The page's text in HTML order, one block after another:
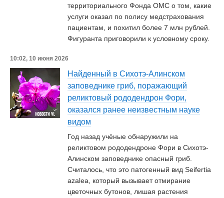
территориального Фонда ОМС о том, какие
услуги оказал по полису медстрахования
пациентам, и похитил более 7 млн рублей.
Фигуранта приговорили к условному сроку.
10:02, 10 июня 2026
Найденный в Сихотэ-Алинском
заповеднике гриб, поражающий
реликтовый рододендрон Фори,
оказался ранее неизвестным науке
видом
Год назад учёные обнаружили на
реликтовом рододендроне Фори в Сихотэ-
Алинском заповеднике опасный гриб.
Считалось, что это патогенный вид Seifertia
azalea, который вызывает отмирание
цветочных бутонов, лишая растения